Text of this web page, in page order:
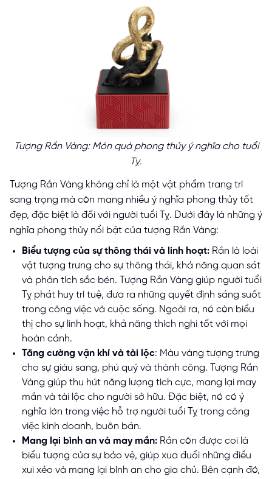
Tượng Rắn Vàng: Món quà phong thủy ý nghĩa cho tuổi
Tỵ.
Tượng Rắn Vàng không chỉ là một vật phẩm trang trí
sang trọng mà còn mang nhiều ý nghĩa phong thủy tốt
đẹp, đặc biệt là đối với người tuổi Tỵ. Dưới đây là những ý
nghĩa phong thủy nổi bật của tượng Rắn Vàng:
Biểu tượng của sự thông thái và linh hoạt: Rắn là loài
vật tượng trưng cho sự thông thái, khả năng quan sát
và phân tích sắc bén. Tượng Rắn Vàng giúp người tuổi
Tỵ phát huy trí tuệ, đưa ra những quyết định sáng suốt
trong công việc và cuộc sống. Ngoài ra, nó còn biểu
thị cho sự linh hoạt, khả năng thích nghi tốt với mọi
hoàn cảnh.
Tăng cường vận khí và tài lộc: Màu vàng tượng trưng
cho sự giàu sang, phú quý và thành công. Tượng Rắn
Vàng giúp thu hút năng lượng tích cực, mang lại may
mắn và tài lộc cho người sở hữu. Đặc biệt, nó có ý
nghĩa lớn trong việc hỗ trợ người tuổi Tỵ trong công
việc kinh doanh, buôn bán.
Mang lại bình an và may mắn: Rắn còn được coi là
biểu tượng của sự bảo vệ, giúp xua đuổi những điều
xui xẻo và mang lại bình an cho gia chủ. Bên cạnh đó,